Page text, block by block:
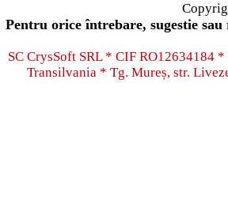
Pentru orice întrebare, sugestie
SC CrysSoft SRL * CIF RO12634184
Transilvania * Tg. Mureș, str.